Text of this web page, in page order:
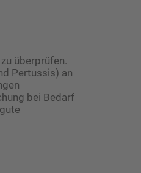
überprüfen.
Pertussis) an
bei Bedarf